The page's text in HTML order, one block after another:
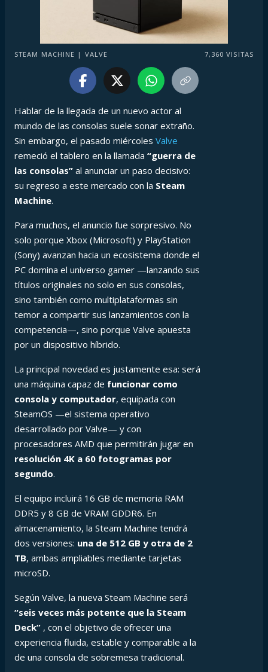
STEAM MACHINE | VALVE 7,360 VISITAS
Hablar de la llegada de un nuevo actor al
mundo de las consolas suele sonar extraño.
Sin embargo, el pasado miércoles Valve
remeció el tablero en la llamada “guerra de
las consolas” al anunciar un paso decisivo:
su regreso a este mercado con la Steam
Machine.
Para muchos, el anuncio fue sorpresivo. No
solo porque Xbox (Microsoft) y PlayStation
(Sony) avanzan hacia un ecosistema donde el
PC domina el universo gamer —lanzando sus
títulos originales no solo en sus consolas,
sino también como multiplataformas sin
temor a compartir sus lanzamientos con la
competencia—, sino porque Valve apuesta
por un dispositivo híbrido.
La principal novedad es justamente esa: será
una máquina capaz de funcionar como
consola y computador, equipada con
SteamOS —el sistema operativo
desarrollado por Valve— y con
procesadores AMD que permitirán jugar en
resolución 4K a 60 fotogramas por
segundo.
El equipo incluirá 16 GB de memoria RAM
DDR5 y 8 GB de VRAM GDDR6. En
almacenamiento, la Steam Machine tendrá
dos versiones: una de 512 GB y otra de 2
TB, ambas ampliables mediante tarjetas
microSD.
Según Valve, la nueva Steam Machine será
“seis veces más potente que la Steam
Deck” , con el objetivo de ofrecer una
experiencia fluida, estable y comparable a la
de una consola de sobremesa tradicional.